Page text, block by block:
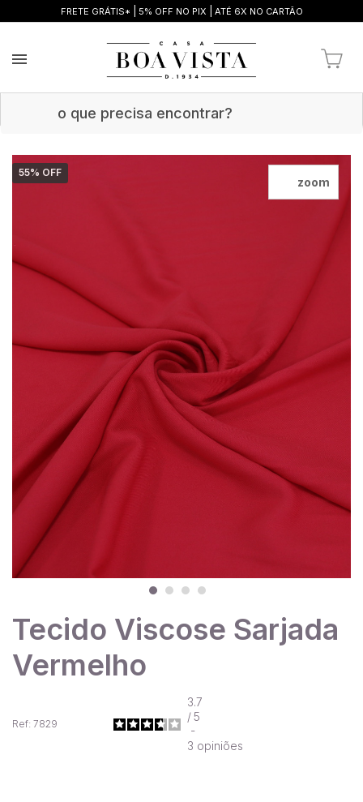
FRETE GRÁTIS* 5% OFF NO PIX ATÉ 6X NO CARTÃO
55% OFF
zoom
Tecido Viscose Sarjada
Vermelho
Ref: 7829
3.7
/5
-
3 opiniões